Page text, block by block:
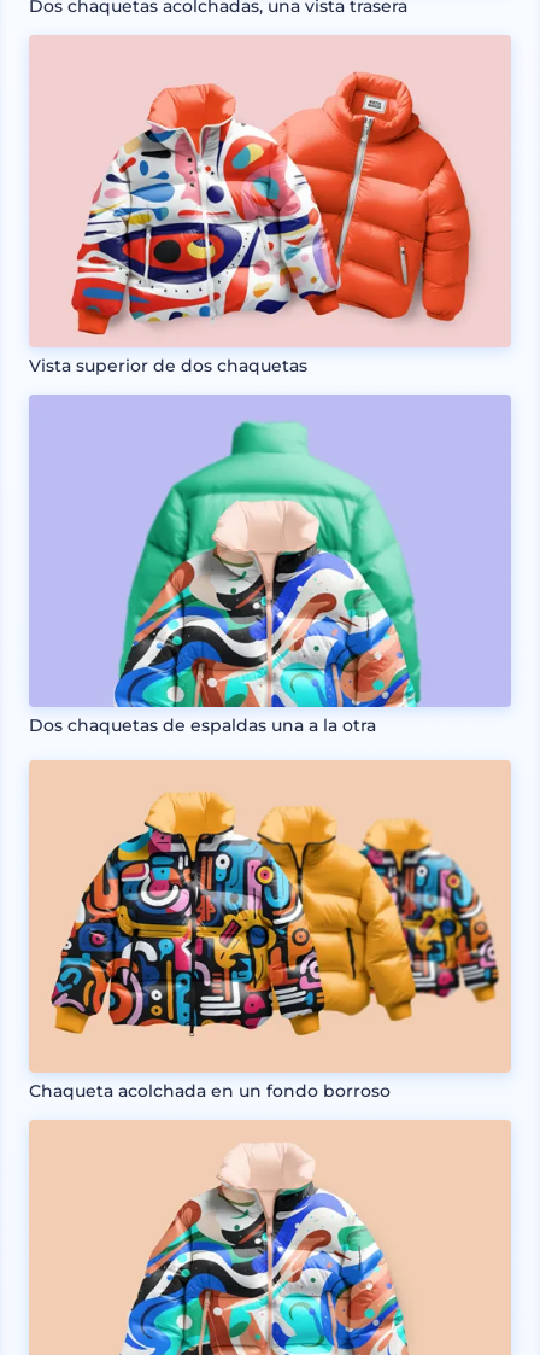
Dos chaquetas acolchadas, una vista trasera
Vista superior de dos chaquetas
Dos chaquetas de espaldas una a la otra
Chaqueta acolchada en un fondo borroso